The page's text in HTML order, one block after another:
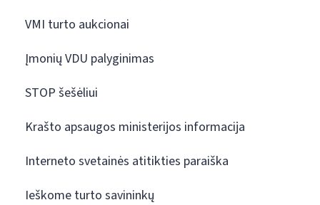
VMI turto aukcionai
Įmonių VDU palyginimas
STOP šešėliui
Krašto apsaugos ministerijos informacija
Interneto svetainės atitikties paraiška
Ieškome turto savininkų